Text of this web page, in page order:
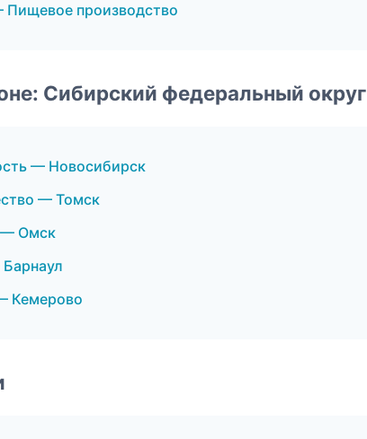
производство
Сибирский федеральный округ
— Новосибирск
— Томск
— Омск
Кемерово